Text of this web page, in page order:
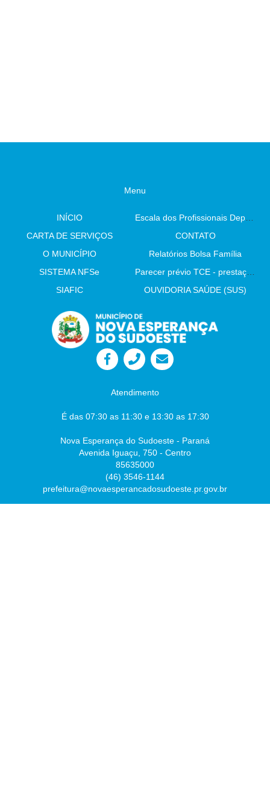
Menu
INÍCIO
Escala dos Profissionais Departamento De Saúde
CARTA DE SERVIÇOS
CONTATO
O MUNICÍPIO
Relatórios Bolsa Família
SISTEMA NFSe
Parecer prévio TCE - prestação de contas
SIAFIC
OUVIDORIA SAÚDE (SUS)
Atendimento
É das 07:30 as 11:30 e 13:30 as 17:30
Nova Esperança do Sudoeste - Paraná
Avenida Iguaçu, 750 - Centro
85635000
(46) 3546-1144
prefeitura@novaesperancadosudoeste.pr.gov.br